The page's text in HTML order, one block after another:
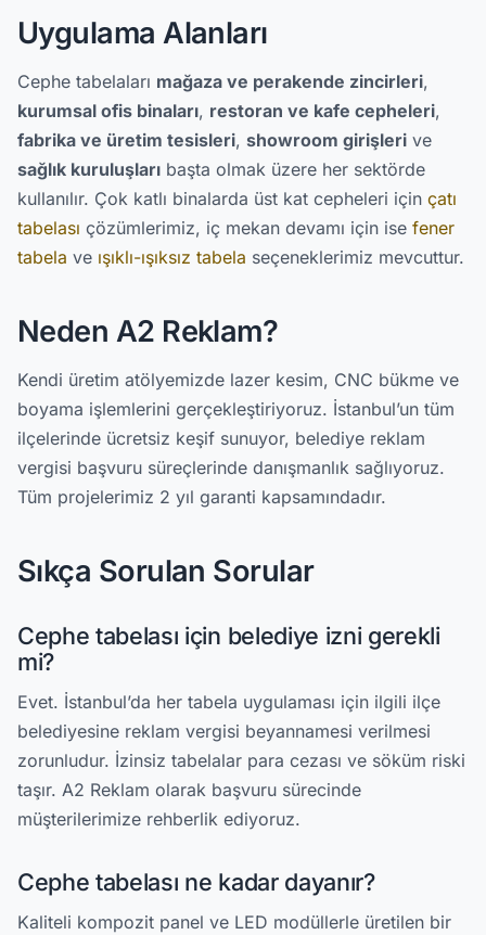
Uygulama Alanları
Cephe tabelaları mağaza ve perakende zincirleri,
kurumsal ofis binaları, restoran ve kafe cepheleri,
fabrika ve üretim tesisleri, showroom girişleri ve
sağlık kuruluşları başta olmak üzere her sektörde
kullanılır. Çok katlı binalarda üst kat cepheleri için çatı
tabelası çözümlerimiz, iç mekan devamı için ise fener
tabela ve ışıklı-ışıksız tabela seçeneklerimiz mevcuttur.
Neden A2 Reklam?
Kendi üretim atölyemizde lazer kesim, CNC bükme ve
boyama işlemlerini gerçekleştiriyoruz. İstanbul’un tüm
ilçelerinde ücretsiz keşif sunuyor, belediye reklam
vergisi başvuru süreçlerinde danışmanlık sağlıyoruz.
Tüm projelerimiz 2 yıl garanti kapsamındadır.
Sıkça Sorulan Sorular
Cephe tabelası için belediye izni gerekli
mi?
Evet. İstanbul’da her tabela uygulaması için ilgili ilçe
belediyesine reklam vergisi beyannamesi verilmesi
zorunludur. İzinsiz tabelalar para cezası ve söküm riski
taşır. A2 Reklam olarak başvuru sürecinde
müşterilerimize rehberlik ediyoruz.
Cephe tabelası ne kadar dayanır?
Kaliteli kompozit panel ve LED modüllerle üretilen bir